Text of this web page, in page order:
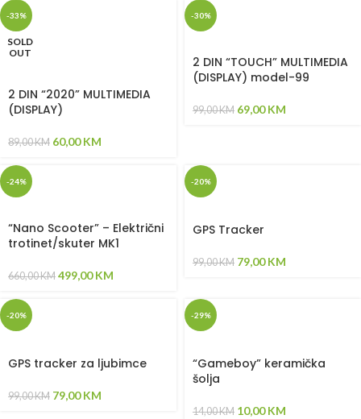
-33%
SOLD
OUT
2 DIN “2020” MULTIMEDIA
(DISPLAY)
89,00KM 60,00KM
-30%
2 DIN “TOUCH” MULTIMEDIA
(DISPLAY) model-99
99,00KM 69,00KM
-24%
“Nano Scooter” – Električni
trotinet/skuter MK1
660,00KM 499,00KM
-20%
GPS Tracker
99,00KM 79,00KM
-20%
GPS tracker za ljubimce
99,00KM 79,00KM
-29%
“Gameboy” keramička
šolja
14,00KM 10,00KM